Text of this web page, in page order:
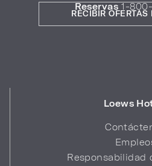
Reservas 1-
Loews
Responsabilidad
RECIBIR OFERTAS